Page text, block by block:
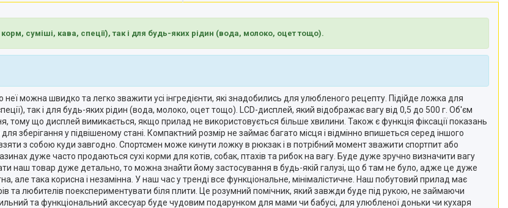
суміші, кава, спеції), так і для будь-яких рідин (вода, молоко, оцет тощо).
можна швидко та легко зважити усі інгредієнти, які знадобились для улюбленого рецепту. Підійде ложка для
так і для будь-яких рідин (вода, молоко, оцет тощо). LCD-дисплей, який відображає вагу від 0,5 до 500 г. Об'єм
тому що дисплей вимикається, якщо прилад не використовується більше хвилини. Також є функція фіксації показань
зберігання у підвішеному стані. Компактний розмір не займає багато місця і відмінно впишеться серед іншого
з собою куди завгодно. Спортсмен може кинути ложку в рюкзак і в потрібний момент зважити спортпит або
дуже часто продаються сухі корми для котів, собак, птахів та рибок на вагу. Буде дуже зручно визначити вагу
наш товар дуже детально, то можна знайти йому застосування в будь-якій галузі, що б там не було, адже це дуже
але така корисна і незамінна. У наш час у тренді все функціональне, мінімалістичне. Наш побутовий прилад має
та любителів поекспериментувати біля плити. Це розумний помічник, який завжди буде під рукою, не займаючи
та функціональний аксесуар буде чудовим подарунком для мами чи бабусі, для улюбленої доньки чи кухаря